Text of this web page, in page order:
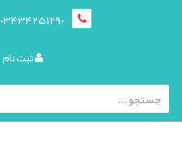
03434251290
ثبت نام